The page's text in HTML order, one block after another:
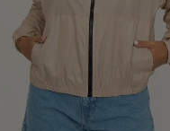
P M G GG